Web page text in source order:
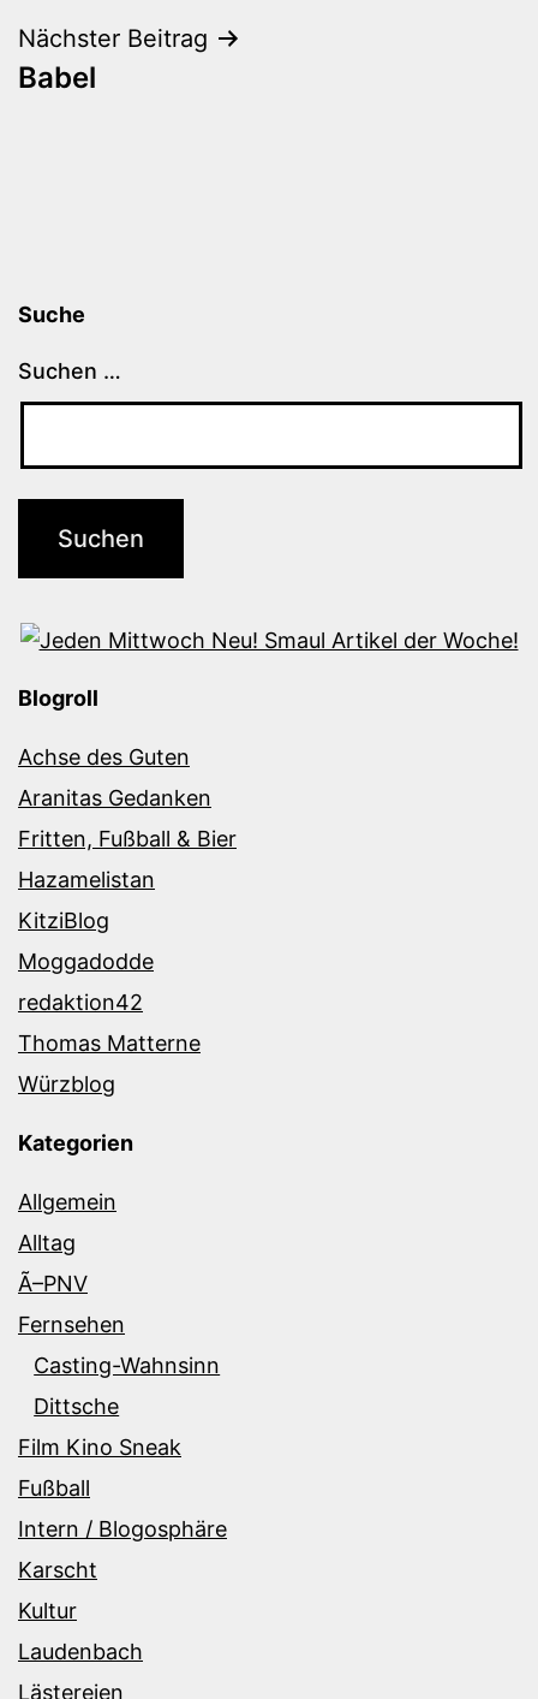
Nächster Beitrag
Babel
Suche
Suchen …
Blogroll
Achse des Guten
Aranitas Gedanken
Fritten, Fußball & Bier
Hazamelistan
KitziBlog
Moggadodde
redaktion42
Thomas Matterne
Würzblog
Kategorien
Allgemein
Alltag
Ã–PNV
Fernsehen
Casting-Wahnsinn
Dittsche
Film Kino Sneak
Fußball
Intern / Blogosphäre
Karscht
Kultur
Laudenbach
Lästereien